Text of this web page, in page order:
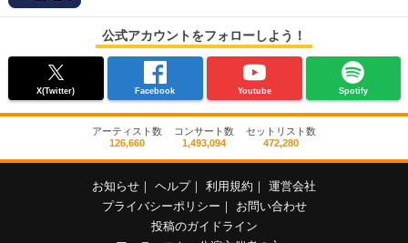
公式アカウントをフォローしよう！
X(Twitter) Facebook Youtube Spotify
アーティスト数
126,660
コンサート数
1,493,094
セットリスト数
472,280
お知らせ ｜ ヘルプ｜ 利用規約 ｜ 運営会社
プライバシーポリシー ｜
お問い合わせ
投稿のガイドライン